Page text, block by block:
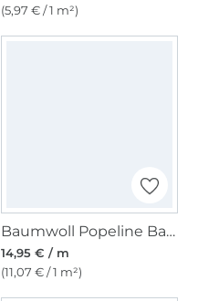
(5,97 € / 1 m²)
Baumwoll Popeline Batik Flowers, lila
14,95 € / m
(11,07 € / 1 m²)